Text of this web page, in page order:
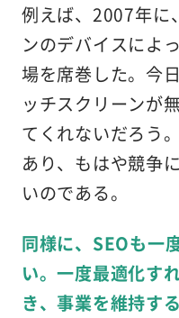
例えば、2007年に
ンのデバイスによ
場を席巻した。今
ッチスクリーンが
てくれないだろう
あり、もはや競争
いのである。
同様に、SEOも一
い。一度最適化す
き、事業を維持す